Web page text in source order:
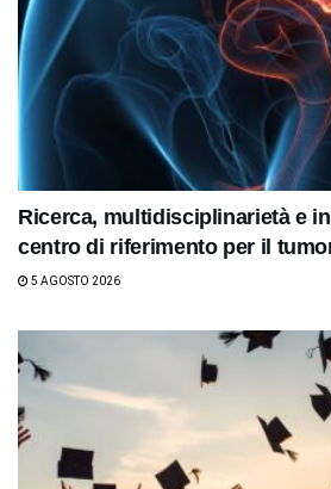
Ricerca, multidisciplinarietà e
centro di riferimento per il
5 AGOSTO 2026